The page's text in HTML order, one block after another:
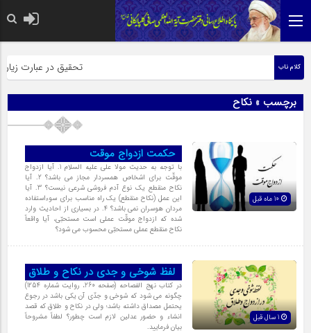
کلام ناب تحقیق در عبارت
برچسب » نکاح
حکمت ازدواج موقت
با توجه به حدیث مولا على علیه السلام 1. آیا ازدواج
موقّت براى اشخاص همسردار مجاز مى باشد؟ 2. آیا
نکاح منقطع یک نوع آدم فروشى شرعى نیست؟ 3. آیا
این عمل (نکاح منقطع) یک راه مناسب براى سوءاستفاده
مردان هوسران نمى باشد؟ 4. در بسیارى از احادیث وارد
شده که ازدواج موقّت عملى است مستحبّى، آیا واقعاً
نکاح منقطع عملى مستحبّى محسوب مى شود؟
لفظ شوخی و جدی در نکاح و طلاق
در کتاب نهج الفصاحه (صفحه 260، روایت شماره 1254)
چگونه مى شود که شوخى و جدّى آن یکى باشد در رجوع
یحتمل مصداق داشته باشد؛ ولى در نکاح و طلاق که قصد
انشاء و حضور عدلین لازم است چطور؟ لطفاً مشروحاً
بیان فرمایید.